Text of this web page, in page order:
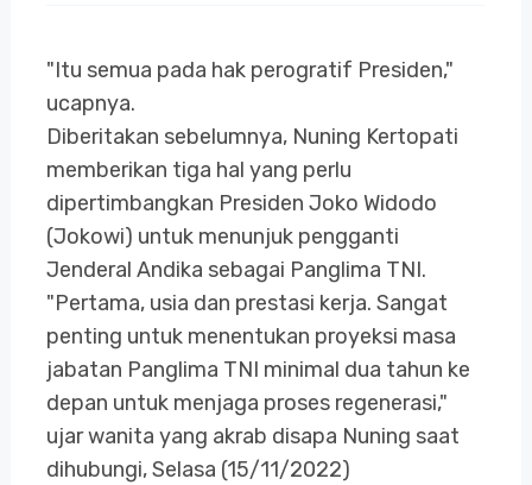
"Itu semua pada hak perogratif Presiden,"
ucapnya.
Diberitakan sebelumnya, Nuning Kertopati
memberikan tiga hal yang perlu
dipertimbangkan Presiden Joko Widodo
(Jokowi) untuk menunjuk pengganti
Jenderal Andika sebagai Panglima TNI.
"Pertama, usia dan prestasi kerja. Sangat
penting untuk menentukan proyeksi masa
jabatan Panglima TNI minimal dua tahun ke
depan untuk menjaga proses regenerasi,"
ujar wanita yang akrab disapa Nuning saat
dihubungi, Selasa (15/11/2022)